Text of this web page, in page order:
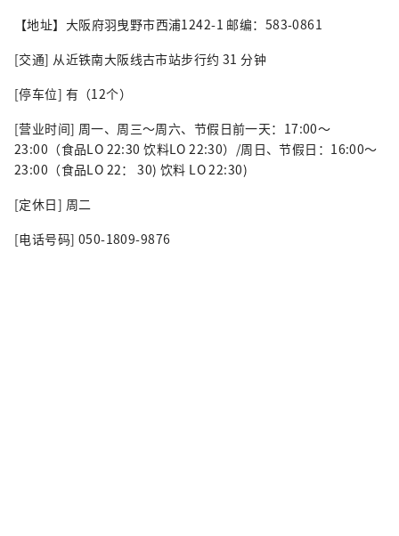
【地址】大阪府羽曳野市西浦1242-1 邮编：583-0861
[交通] 从近铁南大阪线古市站步行约 31 分钟
[停车位] 有（12个）
[营业时间] 周一、周三～周六、节假日前一天：17:00～
23:00（食品LO 22:30 饮料LO 22:30）/周日、节假日：16:00～
23:00（食品LO 22： 30) 饮料 LO 22:30)
[定休日] 周二
[电话号码] 050-1809-9876